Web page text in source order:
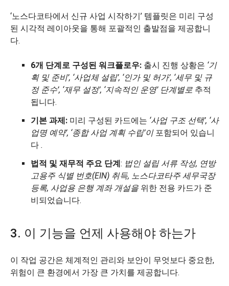
‘노스다코타에서 신규 사업 시작하기’ 템플릿은 미리 구성
된 시각적 레이아웃을 통해 포괄적인 출발점을 제공합니
다.
6개 단계로 구성된 워크플로우: 출시 진행 상황은 ‘기
획 및 준비’, ‘사업체 설립’, ‘인가 및 허가’, ‘세무 및 규
정 준수’, ‘재무 설정’, ‘지속적인 운영’ 단계별로 추적
됩니다.
기본 과제: 미리 구성된 카드에는 ‘사업 구조 선택’, ‘사
업명 예약’, ‘종합 사업 계획 수립’이포함되어 있습니
다 .
법적 및 재무적 주요 단계 : 법인 설립 서류 작성, 연방
고용주 식별 번호(EIN) 취득, 노스다코타주 세무국장
등록, 사업용 은행 계좌 개설을 위한 전용 카드가 준
비되었습니다.
3. 이 기능을 언제 사용해야 하는가
이 작업 공간은 체계적인 관리와 보안이 무엇보다 중요한,
위험이 큰 환경에서 가장 큰 가치를 제공합니다.